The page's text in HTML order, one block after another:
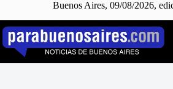
Buenos Aires, 09/08/2026,
Saltar
contenido